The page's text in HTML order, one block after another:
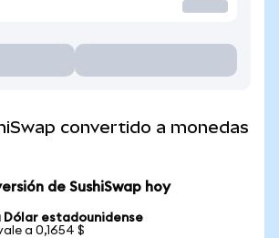
convertido a monedas
de SushiSwap hoy
Dólar estadounidense
a 0,1654 $